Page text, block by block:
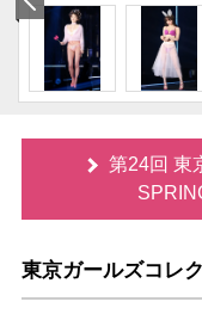
第24回 東
東京ガールズコレ